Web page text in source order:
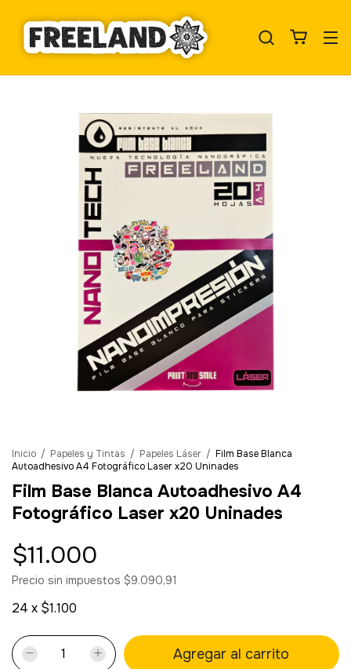
Inicio / Papeles y Tintas / Papeles Láser / Film Base Blanca
Autoadhesivo A4 Fotográfico Laser x20 Uninades
Film Base Blanca Autoadhesivo A4
Fotográfico Laser x20 Uninades
$11.000
Precio sin impuestos $9.090,91
24 x $1.100